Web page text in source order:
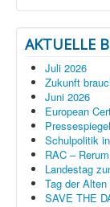
AKTUELLE
Juli 2026
Zukunft
Juni 2026
European
Pressespiegel
Schulpolitik
RAC –
Landestag
Tag der
SAVE THE